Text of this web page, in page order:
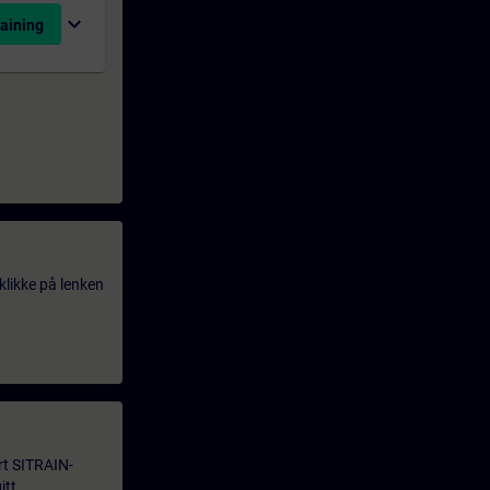
expand_more
på lenken
SITRAIN-